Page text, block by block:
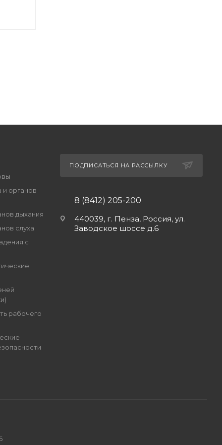
и органов
дыхания
слуха
с
рабочего
ПОДПИСАТЬСЯ НА РАССЫЛКУ
8 (8412) 205-200
440039, г. Пенза, Россия, ул.
Заводское шоссе д.6